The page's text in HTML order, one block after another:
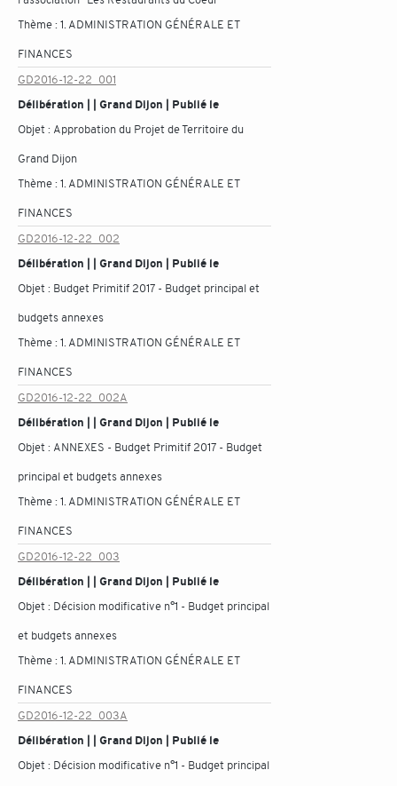
Thème :1. ADMINISTRATION GÉNÉRALE ET
FINANCES
GD2016-12-22_001
Délibération | | Grand Dijon | Publié le
Objet : Approbation du Projet de Territoire du
Grand Dijon
Thème :1. ADMINISTRATION GÉNÉRALE ET
FINANCES
GD2016-12-22_002
Délibération | | Grand Dijon | Publié le
Objet : Budget Primitif 2017 - Budget principal et
budgets annexes
Thème :1. ADMINISTRATION GÉNÉRALE ET
FINANCES
GD2016-12-22_002A
Délibération | | Grand Dijon | Publié le
Objet : ANNEXES - Budget Primitif 2017 - Budget
principal et budgets annexes
Thème :1. ADMINISTRATION GÉNÉRALE ET
FINANCES
GD2016-12-22_003
Délibération | | Grand Dijon | Publié le
Objet : Décision modificative n°1 - Budget principal
et budgets annexes
Thème :1. ADMINISTRATION GÉNÉRALE ET
FINANCES
GD2016-12-22_003A
Délibération | | Grand Dijon | Publié le
Objet : Décision modificative n°1 - Budget principal